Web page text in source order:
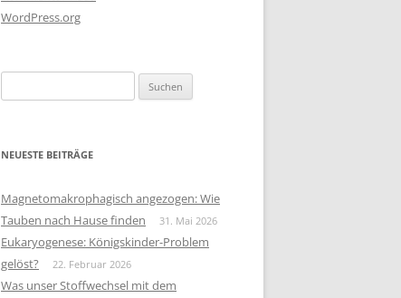
WordPress.org
nach:
NEUESTE BEITRÄGE
Magnetomakrophagisch angezogen: Wie
Tauben nach Hause finden
31. Mai 2026
Eukaryogenese: Königskinder-Problem
gelöst?
22. Februar 2026
Was unser Stoffwechsel mit dem